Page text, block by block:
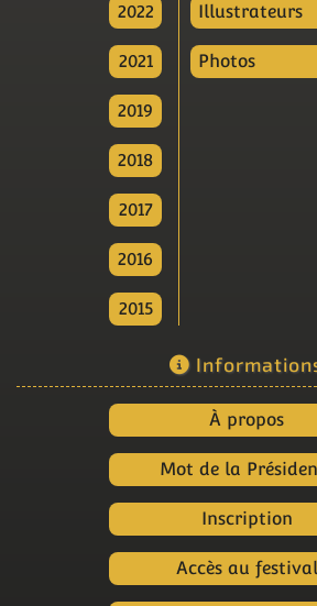
2022
2021
2019
2018
2017
2016
2015
Illustrateurs
Photos
À propos
Mot de la
Inscription
Accès au festival